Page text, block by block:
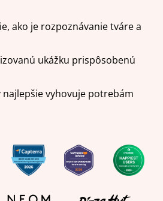
ako je rozpoznávanie tváre a
ukážku prispôsobenú
vyhovuje potrebám